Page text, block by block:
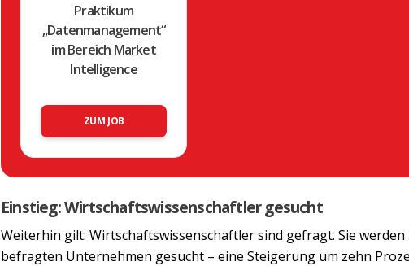
Praktikum
„Datenmanagement“
im Bereich Market
Intelligence
ZUM JOB
Einstieg: Wirtschaftswissenschaftler gesucht
Weiterhin gilt: Wirtschaftswissenschaftler sind gefragt. Sie
befragten Unternehmen gesucht – eine Steigerung um zehn